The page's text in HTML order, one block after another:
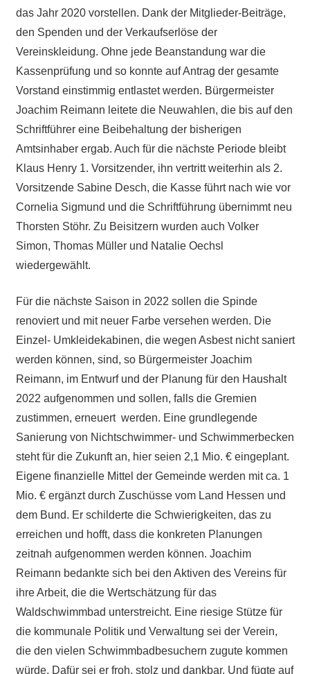
das Jahr 2020 vorstellen. Dank der Mitglieder-Beiträge,
den Spenden und der Verkaufserlöse der
Vereinskleidung. Ohne jede Beanstandung war die
Kassenprüfung und so konnte auf Antrag der gesamte
Vorstand einstimmig entlastet werden. Bürgermeister
Joachim Reimann leitete die Neuwahlen, die bis auf den
Schriftführer eine Beibehaltung der bisherigen
Amtsinhaber ergab. Auch für die nächste Periode bleibt
Klaus Henry 1. Vorsitzender, ihn vertritt weiterhin als 2.
Vorsitzende Sabine Desch, die Kasse führt nach wie vor
Cornelia Sigmund und die Schriftführung übernimmt neu
Thorsten Stöhr. Zu Beisitzern wurden auch Volker
Simon, Thomas Müller und Natalie Oechsl
wiedergewählt.
Für die nächste Saison in 2022 sollen die Spinde
renoviert und mit neuer Farbe versehen werden. Die
Einzel- Umkleidekabinen, die wegen Asbest nicht saniert
werden können, sind, so Bürgermeister Joachim
Reimann, im Entwurf und der Planung für den Haushalt
2022 aufgenommen und sollen, falls die Gremien
zustimmen, erneuert werden. Eine grundlegende
Sanierung von Nichtschwimmer- und Schwimmerbecken
steht für die Zukunft an, hier seien 2,1 Mio. € eingeplant.
Eigene finanzielle Mittel der Gemeinde werden mit ca. 1
Mio. € ergänzt durch Zuschüsse vom Land Hessen und
dem Bund. Er schilderte die Schwierigkeiten, das zu
erreichen und hofft, dass die konkreten Planungen
zeitnah aufgenommen werden können. Joachim
Reimann bedankte sich bei den Aktiven des Vereins für
ihre Arbeit, die die Wertschätzung für das
Waldschwimmbad unterstreicht. Eine riesige Stütze für
die kommunale Politik und Verwaltung sei der Verein,
die den vielen Schwimmbadbesuchern zugute kommen
würde. Dafür sei er froh, stolz und dankbar. Und fügte auf